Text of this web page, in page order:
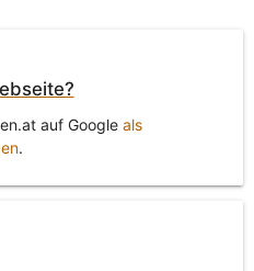
auf Google als
.